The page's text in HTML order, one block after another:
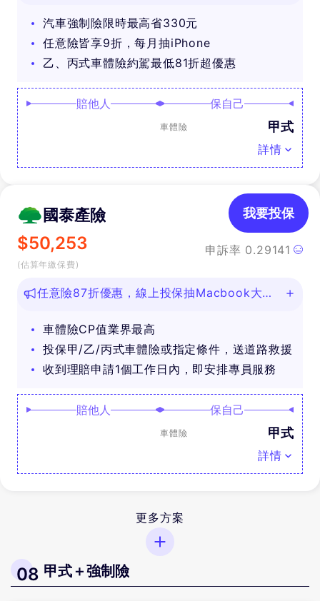
汽車強制險限時最高省330元
任意險皆享9折，每月抽iPhone
乙、丙式車體險約駕最低81折超優惠
賠他人 保自己
車體險 甲式
詳情
國泰產險
$50,253
(估算年繳保費)
申訴率 0.29141
我要投保
任意險87折優惠，線上投保抽Macbook大
車體險CP值業界最高
投保甲/乙/丙式車體險或指定條件，送道路救援
收到理賠申請1個工作日內，即安排專員服務
賠他人 保自己
車體險 甲式
詳情
更多方案
08 甲式＋強制險